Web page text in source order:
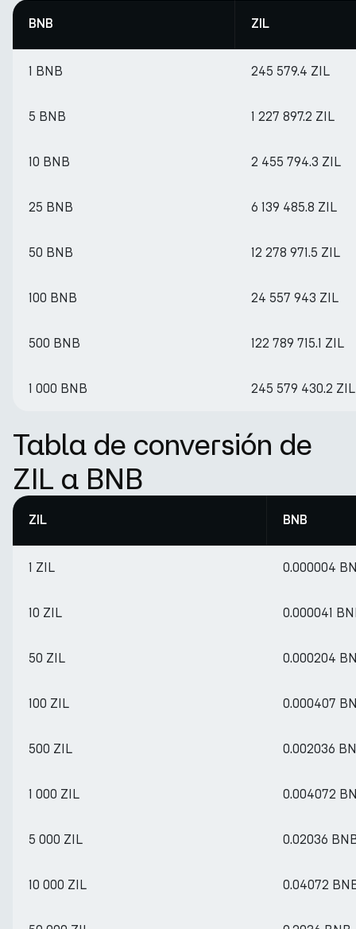
BNB ZIL
1 BNB 245 579.4 ZIL
5 BNB 1 227 897.2 ZIL
10 BNB 2 455 794.3 ZIL
25 BNB 6 139 485.8 ZIL
50 BNB 12 278 971.5 ZIL
100 BNB 24 557 943 ZIL
500 BNB 122 789 715.1 ZIL
1 000 BNB 245 579 430.2 ZIL
Tabla de conversión de
ZIL a BNB
ZIL BNB
1 ZIL 0.000004
10 ZIL 0.000041
50 ZIL 0.000204
100 ZIL 0.000407
500 ZIL 0.002036
1 000 ZIL 0.004072
5 000 ZIL 0.02036
10 000 ZIL 0.04072